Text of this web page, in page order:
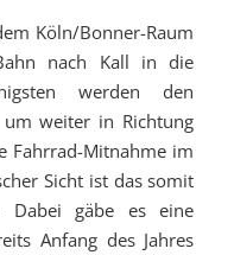
Köln/Bonner-Raum
nach Kall in die
werden den
um weiter in Richtung
Fahrrad-Mitnahme im
Sicht ist das somit
Dabei gäbe es eine
Anfang des Jahres